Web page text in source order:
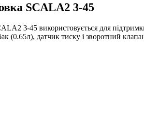
SCALA2 3-45
3-45 використовується для
(0.65л), датчик тиску і зворотний